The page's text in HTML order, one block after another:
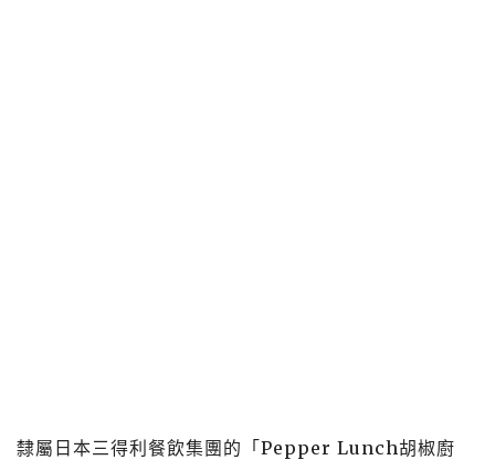
隸屬日本三得利餐飲集團的「Pepper Lunch胡椒廚